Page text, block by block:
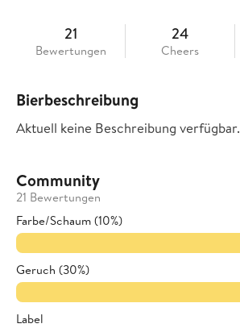
21
Bewertungen
24
Cheers
Bierbeschreibung
Aktuell keine Beschreibung verfügbar.
Community
21 Bewertungen
Farbe/Schaum (10%)
Geruch (30%)
Label